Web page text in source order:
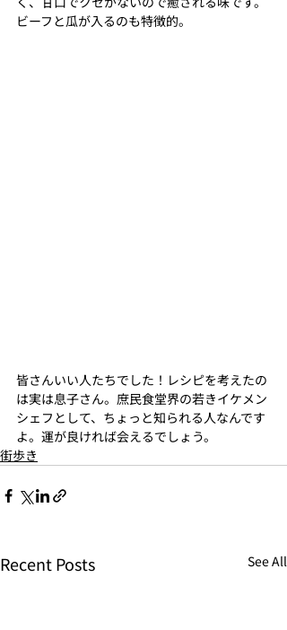
ビーフと瓜が入るのも特徴的。
皆さんいい人たちでした！レシピを考えたの
は実は息子さん。庶民食堂界の若きイケメン
シェフとして、ちょっと知られる人なんです
よ。運が良ければ会えるでしょう。
街歩き
Recent Posts See All